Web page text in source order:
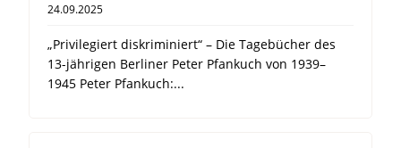
24.09.2025
„Privilegiert diskriminiert“ – Die Tagebücher des
13-jährigen Berliner Peter Pfankuch von 1939–
1945 Peter Pfankuch:...